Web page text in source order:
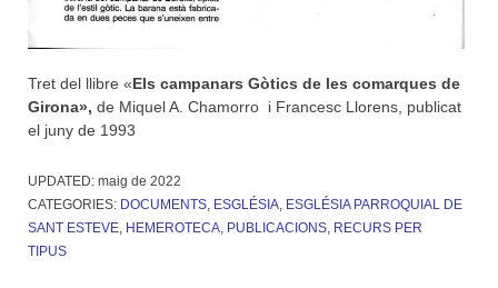
Tret del llibre «Els campanars Gòtics de les comarques de
Girona», de Miquel A. Chamorro i Francesc Llorens, publicat
el juny de 1993
UPDATED: maig de 2022
CATEGORIES: DOCUMENTS, ESGLÉSIA, ESGLÉSIA PARROQUIAL DE
SANT ESTEVE, HEMEROTECA, PUBLICACIONS, RECURS PER
TIPUS